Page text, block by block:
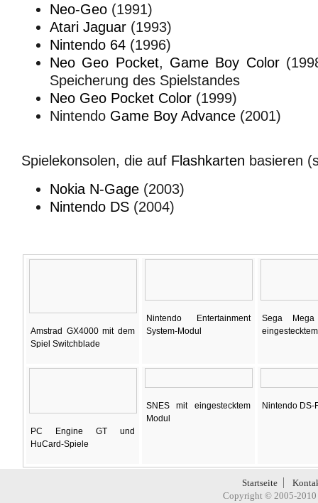
Neo-Geo (1991)
Atari Jaguar (1993)
Nintendo 64 (1996)
Neo Geo Pocket, Game Boy Color
Speicherung des Spielstandes
Neo Geo Pocket Color (1999)
Nintendo Game Boy Advance (2001)
Spielekonsolen, die auf Flashkarten basieren
Nokia N-Gage (2003)
Nintendo DS (2004)
Amstrad GX4000 mit dem
Spiel Switchblade
Nintendo Entertainment
System-Modul
Sega
PC Engine GT und
HuCard-Spiele
SNES mit eingestecktem
Modul
Nintendo DS-
Startseite
Copyright © 2005-2010